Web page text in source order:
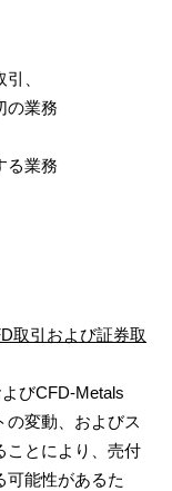
、
の業務
る業務
取引および証券取
びCFD-Metals
の変動、およびス
ことにより、売付
可能性があるた